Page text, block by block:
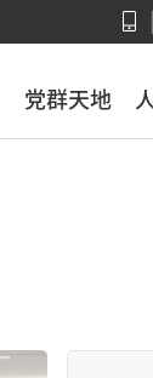
党群天地
党群天地